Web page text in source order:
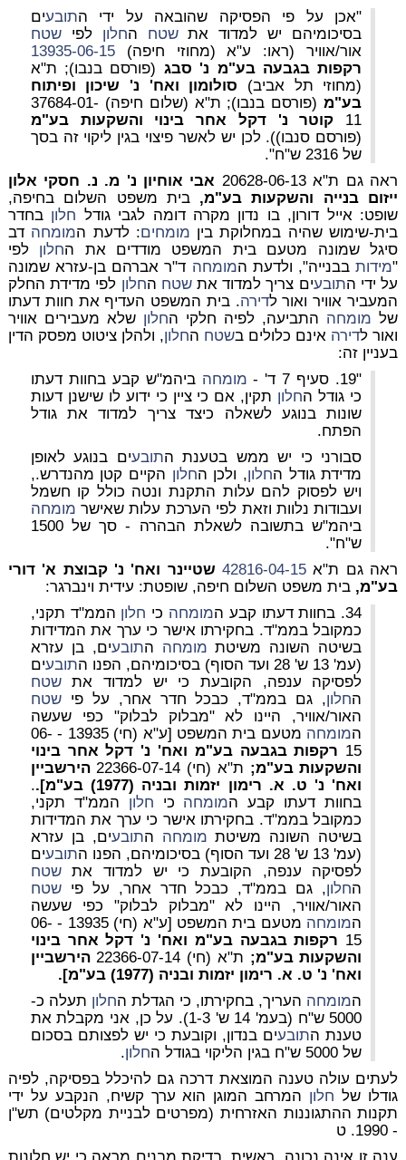
"אכן על פי הפסיקה שהובאה על ידי התובעים
בסיכומיהם יש למדוד אתשטח החלון לפישטח
אור/אוויר (ראו: ע"א (מחוזי חיפה)13935-06-15
רקפות בגבעה בע"מ נ' סבג (פורסם בנבו); ת"א
(מחוזי תל אביב) סולומון ואח' נ' שיכון ופיתוח
בע"מ
(פורסם בנבו); ת"א (שלום חיפה) 37684-01-
11
קוטר נ' דקל אחר בינוי והשקעות בע"מ
(פורסם סנבו)). לכן יש לאשר פיצוי בגין ליקוי זה בסך
של 2316 ש"ח".
ראה גם ת"א 20628-06-13
אבי אוחיון נ' מ. נ. חסקי אלון
ייזום בנייה והשקעות בע"מ,בית משפט השלום בחיפה,
שופט: אייל דורון, בו נדון מקרה דומה לגבי גודל חלון בחדר
בית-שימוש שהיה במחלוקת בין מומחים: לדעת המומחה דב
סיגל שמונה מטעם בית המשפט מודדים את החלון לפי
"מידותבבנייה", ולדעת המומחה ד"ר אברהם בן-עזרא שמונה
על ידי התובעים צריך למדוד אתשטח החלון לפי מדידת החלק
המעביר אוויר ואור לדירה. בית המשפט העדיף את חוות דעתו
של מומחה התביעה, לפיה חלקי החלון שלא מעבירים אוויר
ואור לדירה אינם כלולים בשטח החלון, ולהלן ציטוט מפסק הדין
בעניין זה:
"19. סעיף 7 ד' -
מומחה ביהמ"ש קבע בחוות דעתו
כי גודל החלון תקין, אם כי ציין כי ידוע לו שישנן דעות
שונות בנוגע לשאלה כיצד צריך למדוד את גודל
הפתח.
סבורני כי יש ממש בטענת התובעים בנוגע לאופן
מדידת גודל החלון, ולכן החלון הקיים קטן מהנדרש.,
ויש לפסוק להם עלות התקנת ונטה כולל קו חשמל
ועבודות נלוות וזאת לפי הערכת עלות שאישר מומחה
ביהמ"ש בתשובה לשאלת הבהרה - סך של 1500
ש"ח".
ראה גם ת"א 42816-04-15 שטיינר ואח' נ' קבוצת א' דורי
בע"מ, בית משפט השלום חיפה, שופטת: עידית וינברגר:
34. בחוות דעתו קבע ה
מומחה כי חלון הממ"ד תקני,
כמקובל בממ"ד. בחקירתו אישר כי ערך את המדידות
בשיטה השונה משיטת מומחה התובעים, בן עזרא
(עמ' 13 ש' 28 ועד הסוף) בסיכומיהם, הפנו ה
תובעים
לפסיקה ענפה, הקובעת כי יש למדוד אתשטח
החלון, גם בממ"ד, כבכל חדר אחר, על פישטח
האור/אוויר, היינו לא "מבלוק לבלוק" כפי שעשה
המומחה
מטעם בית המשפט [ע"א (חי) 13935 - 06-
15 רקפות בגבעה בע"מ ואח' נ' דקל אחר בינוי
והשקעות בע"מ; ת"א (חי) 22366-07-14
הירשביין
ואח' נ' ט. א. רימון יזמות ובניה (1977) בע"מ].
.
בחוות דעתו קבע המומחה כי חלון הממ"ד תקני,
כמקובל בממ"ד. בחקירתו אישר כי ערך את המדידות
בשיטה השונה משיטת מומחה התובעים, בן עזרא
(עמ' 13 ש' 28 ועד הסוף) בסיכומיהם, הפנו ה
תובעים
לפסיקה ענפה, הקובעת כי יש למדוד אתשטח
החלון, גם בממ"ד, כבכל חדר אחר, על פישטח
האור/אוויר, היינו לא "מבלוק לבלוק" כפי שעשה
המומחה
מטעם בית המשפט [ע"א (חי) 13935 - 06-
15 רקפות בגבעה בע"מ ואח' נ' דקל אחר בינוי
והשקעות בע"מ; ת"א (חי) 22366-07-14
הירשביין
ואח' נ' ט. א. רימון יזמות ובניה (1977) בע"מ].
המומחה העריך, בחקירתו, כי הגדלת החלון תעלה כ-
5000 ש"ח (בעמ' 14 ש' 1-3). על כן, אני מקבלת את
טענת התובעים בנדון, וקובעת כי יש לפצותם בסכום
של 5000 ש"ח בגין הליקוי בגודל ה
חלון.
לעתים עולה טענה המוצאת דרכה גם להיכלל בפסיקה, לפיה
גודלו של חלון המרחב המוגן הוא ערך קשיח, הנקבע על ידי
תקנות ההתגוננות האזרחית (מפרטים לבניית מקלטים) תש"ן
- 1990. ט
ענה זו אינה נכונה. ראשית, בדיקת מבנים מראה כי יש חלונות